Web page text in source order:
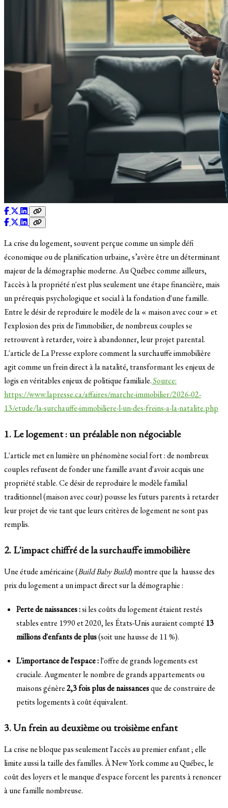
La crise du logement, souvent perçue comme un simple défi
économique ou de planification urbaine, s’avère être un déterminant
majeur de la démographie moderne. Au Québec comme ailleurs,
l'accès à la propriété n'est plus seulement une étape financière, mais
un prérequis psychologique et social à la fondation d'une famille.
Entre le désir de reproduire le modèle de la « maison avec cour » et
l'explosion des prix de l'immobilier, de nombreux couples se
retrouvent à retarder, voire à abandonner, leur projet parental.
L'article de La Presse explore comment la surchauffe immobilière
agit comme un frein direct à la natalité, transformant les enjeux de
logis en véritables enjeux de politique familiale.Source:
https://www.lapresse.ca/affaires/marche-immobilier/2026-02-
13/etude/la-surchauffe-immobiliere-l-un-des-freins-a-la-natalite.php
1. Le logement : un préalable non négociable
L'article met en lumière un phénomène social fort : de nombreux
couples refusent de fonder une famille avant d'avoir acquis une
propriété stable. Ce désir de reproduire le modèle familial
traditionnel (maison avec cour) pousse les futurs parents à retarder
leur projet de vie tant que leurs critères de logement ne sont pas
remplis.
2. L'impact chiffré de la surchauffe immobilière
Une étude américaine (Build Baby Build) montre que la hausse des
prix du logement a un impact direct sur la démographie :
Perte de naissances :si les coûts du logement étaient restés
stables entre 1990 et 2020, les États-Unis auraient compté 13
millions d'enfants de plus(soit une hausse de 11 %).
L'importance de l'espace :l'offre de grands logements est
cruciale. Augmenter le nombre de grands appartements ou
maisons génère2,3 fois plus de naissancesque de construire de
petits logements à coût équivalent.
3. Un frein au deuxième ou troisième enfant
La crise ne bloque pas seulement l'accès au premier enfant ; elle
limite aussi la taille des familles. À New York comme au Québec, le
coût des loyers et le manque d'espace forcent les parents à renoncer
à une famille nombreuse.